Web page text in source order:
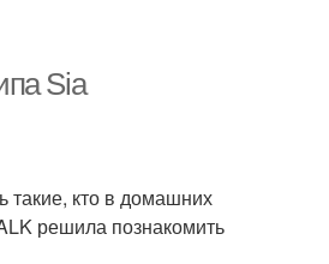
Sia
такие, кто в домашних
решила познакомить